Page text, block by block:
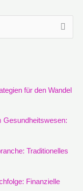
für den Wandel
Gesundheitswesen:
Traditionelles
Finanzielle